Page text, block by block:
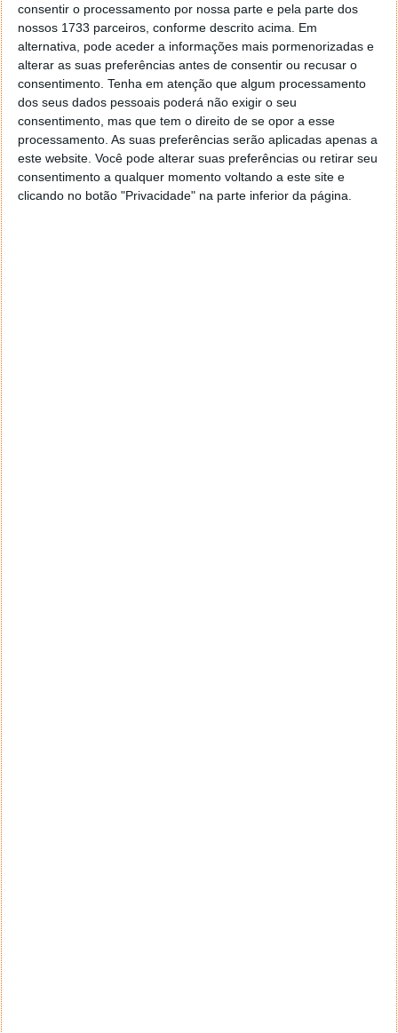
consentir o processamento por nossa parte e pela parte dos
nossos 1733 parceiros, conforme descrito acima. Em
alternativa, pode aceder a informações mais pormenorizadas e
alterar as suas preferências antes de consentir ou recusar o
consentimento. Tenha em atenção que algum processamento
dos seus dados pessoais poderá não exigir o seu
consentimento, mas que tem o direito de se opor a esse
processamento. As suas preferências serão aplicadas apenas a
este website. Você pode alterar suas preferências ou retirar seu
consentimento a qualquer momento voltando a este site e
clicando no botão "Privacidade" na parte inferior da página.
O Nokia C5-03, está equipado com seis botões,
referentes a ’Desligar’, ‘Menu’, ‘Desligar’, na parte da
frente, e ‘Mais Volume/Zoom’ ‘Menos Volume/Zoom’
e ‘Bloquear’ na parte lateral direita. As entradas
deste smartphone são três, sendo a entrada para o
carregador na parte de baixo, e em cima a entrada do
auricular e cabo micro usb. Junto à entrada do
carregador encontra-se também o microfone. Este
Nokia está equipado com uma câmara traseira de 5.0